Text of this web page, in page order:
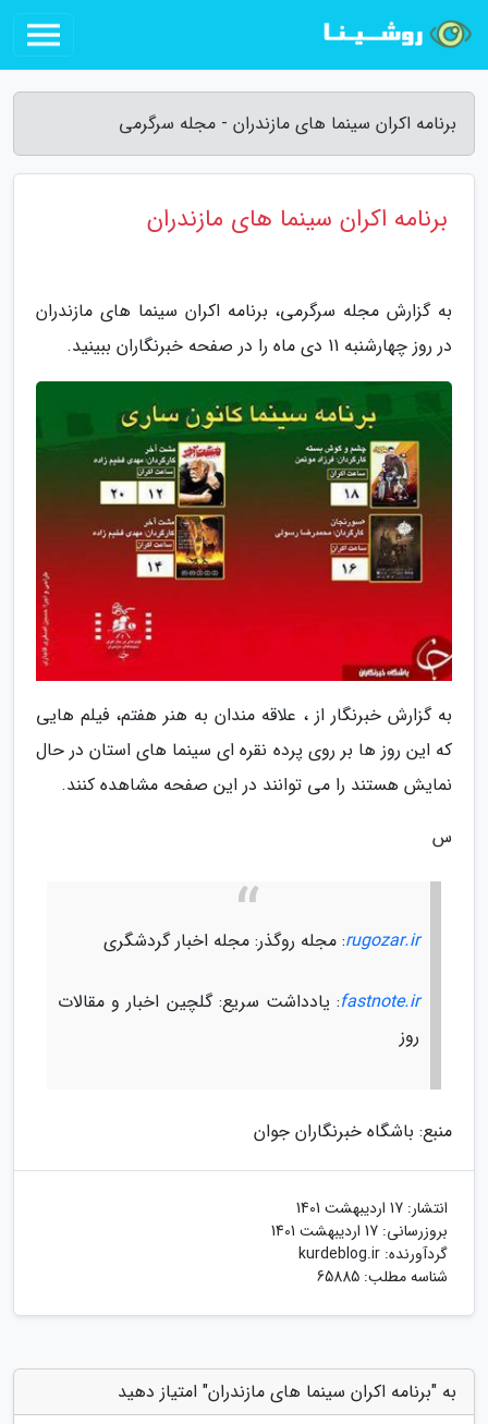
برنامه اکران سینما های مازندران - مجله سرگرمی
برنامه اکران سینما های مازندران
به گزارش مجله سرگرمی، برنامه اکران سینما های مازندران
در روز چهارشنبه 11 دی ماه را در صفحه خبرنگاران ببینید.
به گزارش خبرنگار از ، علاقه مندان به هنر هفتم، فیلم هایی
که این روز ها بر روی پرده نقره ای سینما های استان در حال
نمایش هستند را می توانند در این صفحه مشاهده کنند.
س
rugozar.ir: مجله روگذر: مجله اخبار گردشگری
fastnote.ir: یادداشت سریع: گلچین اخبار و مقالات
روز
منبع: باشگاه خبرنگاران جوان
انتشار: 17 اردیبهشت 1401
بروزرسانی: 17 اردیبهشت 1401
گردآورنده: kurdeblog.ir
شناسه مطلب: 65885
به "برنامه اکران سینما های مازندران" امتیاز دهید